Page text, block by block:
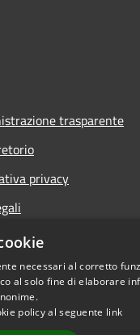
trasparente
privacy
di accessibilità
necessari al corretto
al solo fine di elaborare
policy al seguente link